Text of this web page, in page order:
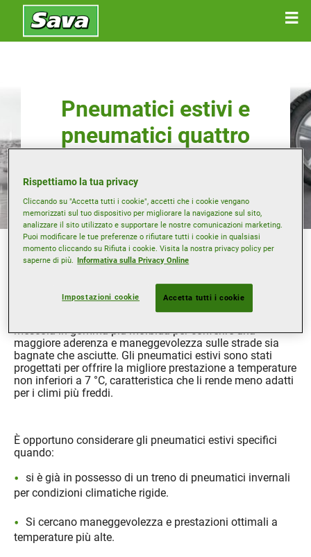
Pneumatici estivi e
pneumatici quattro
Alcuni conducenti ritengono che un treno di pneumatici
estivi specifici sia maggiormente adatto rispetto a un
singolo treno di pneumatici quattro stagioni. Esaminiamo
Pneumatici estivi: gli pneumatici destinati all'uso durante
mescola in gomma più morbida per conferire una
maggiore aderenza e maneggevolezza sulle strade sia
bagnate che asciutte. Gli pneumatici estivi sono stati
progettati per offrire la migliore prestazione a temperature
non inferiori a 7 °C, caratteristica che li rende meno adatti
per i climi più freddi.
È opportuno considerare gli pneumatici estivi specifici
quando:
si è già in possesso di un treno di pneumatici invernali
per condizioni climatiche rigide.
Si cercano maneggevolezza e prestazioni ottimali a
temperature più alte.
Rispettiamo la tua privacy
Cliccando su "Accetta tutti i cookie", accetti che i cookie vengano
memorizzati sul tuo dispositivo per migliorare la navigazione sul sito,
analizzare il sito utilizzato e supportare le nostre comunicazioni marketing.
Puoi modificare le tue preferenze o rifiutare tutti i cookie in qualsiasi
momento cliccando su Rifiuta i cookie. Visita la nostra privacy policy per
saperne di più. Informativa sulla Privacy Online
Impostazioni cookie Accetta tutti i cookie